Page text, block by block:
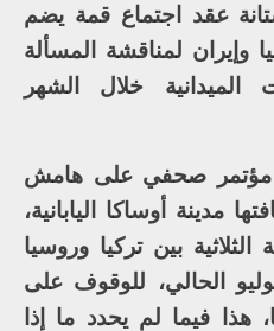
عقد اجتماع قمة يضم
وإيران لمناقشة المسألة
الميدانية خلال الشهر
مؤتمر صحفي على هامش
مدينة أوساكا اليابانية،
بين تركيا وروسيا
الحالي، للوقوف على
هذا فيما لم يحدد ما إذا